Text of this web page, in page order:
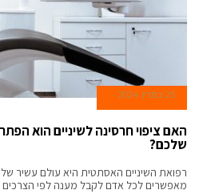
25 במרץ 2024
האם ציפוי חרסינה לשיניים הוא
שלכם?
רפואת השיניים האסתטית היא עולם עשיר של
מאפשרים לכל אדם לקבל מענה לפי הצרכים